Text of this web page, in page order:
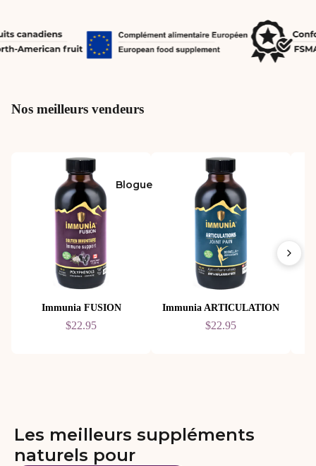
Blogue
Nos meilleurs vendeurs
Immunia FUSION
$22.95
Immunia ARTICULATION
$22.95
Les meilleurs suppléments
naturels pour